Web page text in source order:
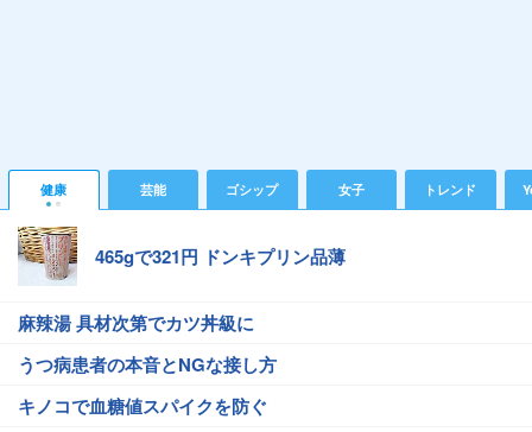
健康 芸能 ゴシップ 女子 トレンド
465gで321円 ドンキプリン品薄
麻辣湯 具材次第でカツ丼級に
うつ病患者の本音とNGな接し方
キノコで血糖値スパイクを防ぐ